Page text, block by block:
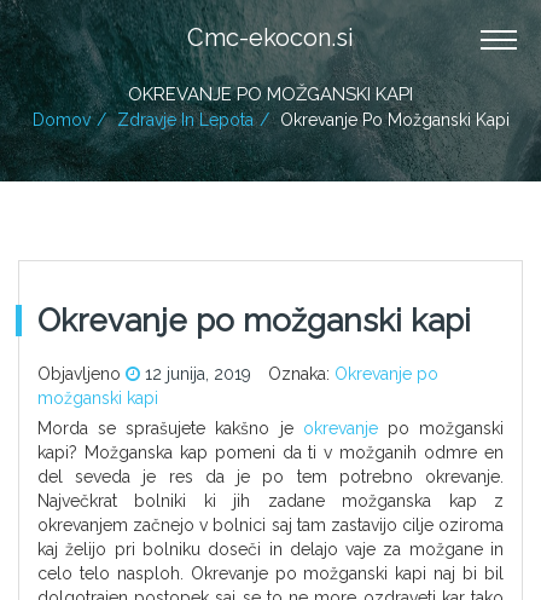
Cmc-ekocon.si
OKREVANJE PO MOŽGANSKI KAPI
Domov Zdravje In Lepota Okrevanje Po Možganski Kapi
Okrevanje po možganski kapi
Objavljeno 12 junija, 2019 Oznaka: Okrevanje po
možganski kapi
Morda se sprašujete kakšno je okrevanjepo možganski
kapi? Možganska kap pomeni da ti v možganih odmre en
del seveda je res da je po tem potrebno okrevanje.
Največkrat bolniki ki jih zadane možganska kap z
okrevanjem začnejo v bolnici saj tam zastavijo cilje oziroma
kaj želijo pri bolniku doseči in delajo vaje za možgane in
celo telo nasploh. Okrevanje po možganski kapi naj bi bil